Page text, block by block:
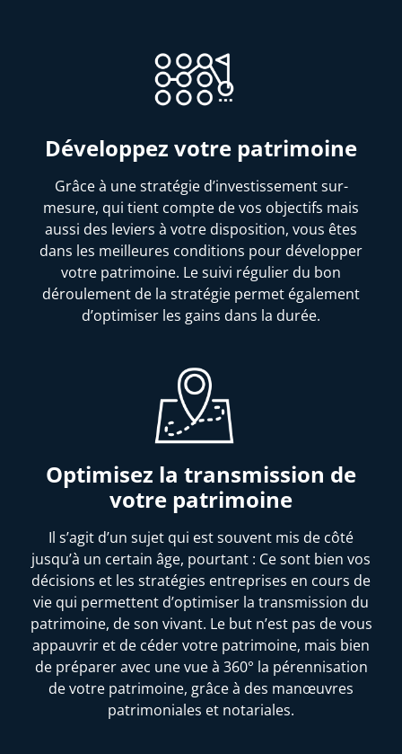
Développez votre patrimoine
Grâce à une stratégie d’investissement sur-
mesure, qui tient compte de vos objectifs mais
aussi des leviers à votre disposition, vous êtes
dans les meilleures conditions pour développer
votre patrimoine. Le suivi régulier du bon
déroulement de la stratégie permet également
d’optimiser les gains dans la durée.
Optimisez la transmission de
votre patrimoine
Il s’agit d’un sujet qui est souvent mis de côté
jusqu’à un certain âge, pourtant : Ce sont bien vos
décisions et les stratégies entreprises en cours de
vie qui permettent d’optimiser la transmission du
patrimoine, de son vivant. Le but n’est pas de vous
appauvrir et de céder votre patrimoine, mais bien
de préparer avec une vue à 360° la pérennisation
de votre patrimoine, grâce à des manœuvres
patrimoniales et notariales.